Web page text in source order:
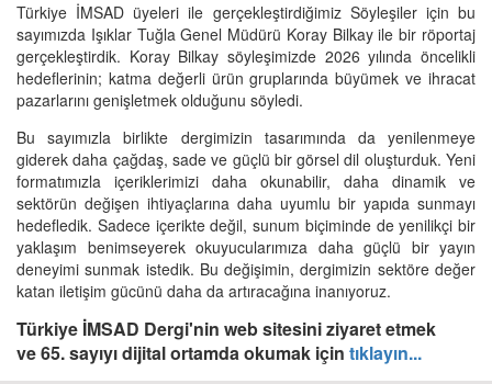
Türkiye İMSAD üyeleri ile gerçekleştirdiğimiz Söyleşiler için bu
sayımızda Işıklar Tuğla Genel Müdürü Koray Bilkay ile bir röportaj
gerçekleştirdik. Koray Bilkay söyleşimizde 2026 yılında öncelikli
hedeflerinin; katma değerli ürün gruplarında büyümek ve ihracat
pazarlarını genişletmek olduğunu söyledi.
Bu sayımızla birlikte dergimizin tasarımında da yenilenmeye
giderek daha çağdaş, sade ve güçlü bir görsel dil oluşturduk. Yeni
formatımızla içeriklerimizi daha okunabilir, daha dinamik ve
sektörün değişen ihtiyaçlarına daha uyumlu bir yapıda sunmayı
hedefledik. Sadece içerikte değil, sunum biçiminde de yenilikçi bir
yaklaşım benimseyerek okuyucularımıza daha güçlü bir yayın
deneyimi sunmak istedik. Bu değişimin, dergimizin sektöre değer
katan iletişim gücünü daha da artıracağına inanıyoruz.
Türkiye İMSAD Dergi'nin web sitesini ziyaret etmek
ve 65. sayıyı dijital ortamda okumak için tıklayın...